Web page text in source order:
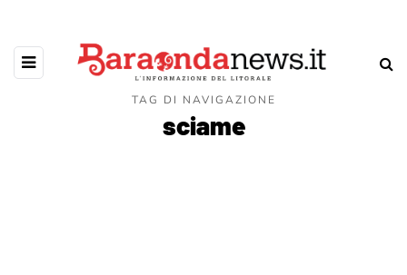
TAG DI NAVIGAZIONE
sciame